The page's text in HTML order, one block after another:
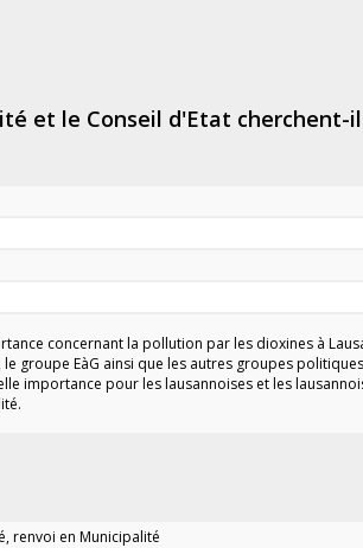
et le Conseil d'Etat cherchent-
concernant la pollution par les dioxines à
groupe EàG ainsi que les autres groupes
importance pour les lausannoises et les
renvoi en Municipalité